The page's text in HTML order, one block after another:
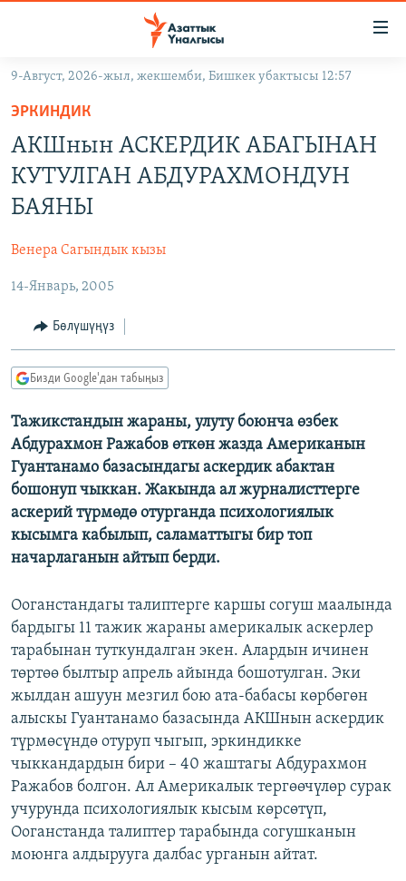
Навигацияга
өтүңүз
Издөөгө
салыңыз
САЯСАТ
МАДАНИЯТ
ДҮЙНӨ
УКРАИНА
ТВ ПРОГРАММАЛАР
БҮГҮН АЗАТТЫКТА
ЭКСПЕРТТЕР ТАЛДАЙТ
ДАНИСТЕ
ЭЖЕ-СИҢДИЛЕР
АЗАТТЫК+
ЫҢГАЙСЫЗ СУРООЛОР
ПОДКАСТ
ӨЗГӨЧӨ ПИКИР
Русский
ОНЛАЙН ШЕРИНЕ
ЭЕ/АРнун бардык сайттары
9-Август, 2026-жыл, жекшемби, Бишкек убактысы 12:57
ЭРКИНДИК
АКШнын АСКЕРДИК АБАГЫНАН
КУТУЛГАН АБДУРАХМОНДУН
БАЯНЫ
Венера Сагындык кызы
14-Январь, 2005
Бөлүшүңүз
Бизди Google'дан табыңыз
Тажикстандын жараны, улуту боюнча өзбек
Абдурахмон Ражабов өткөн жазда Американын
Гуантанамо базасындагы аскердик абактан
бошонуп чыккан. Жакында ал журналисттерге
аскерий түрмөдө отурганда психологиялык
кысымга кабылып, саламаттыгы бир топ
начарлаганын айтып берди.
Ооганстандагы талиптерге каршы согуш маалында
бардыгы 11 тажик жараны америкалык аскерлер
тарабынан туткундалган экен. Алардын ичинен
төртөө былтыр апрель айында бошотулган. Эки
жылдан ашуун мезгил бою ата-бабасы көрбөгөн
алыскы Гуантанамо базасында АКШнын аскердик
түрмөсүндө отуруп чыгып, эркиндикке
чыккандардын бири – 40 жаштагы Абдурахмон
Ражабов болгон. Ал Америкалык тергөөчүлөр сурак
учурунда психологиялык кысым көрсөтүп,
Ооганстанда талиптер тарабында согушканын
моюнга алдырууга далбас урганын айтат.